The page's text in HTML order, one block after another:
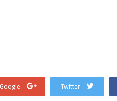
Twitter
Google